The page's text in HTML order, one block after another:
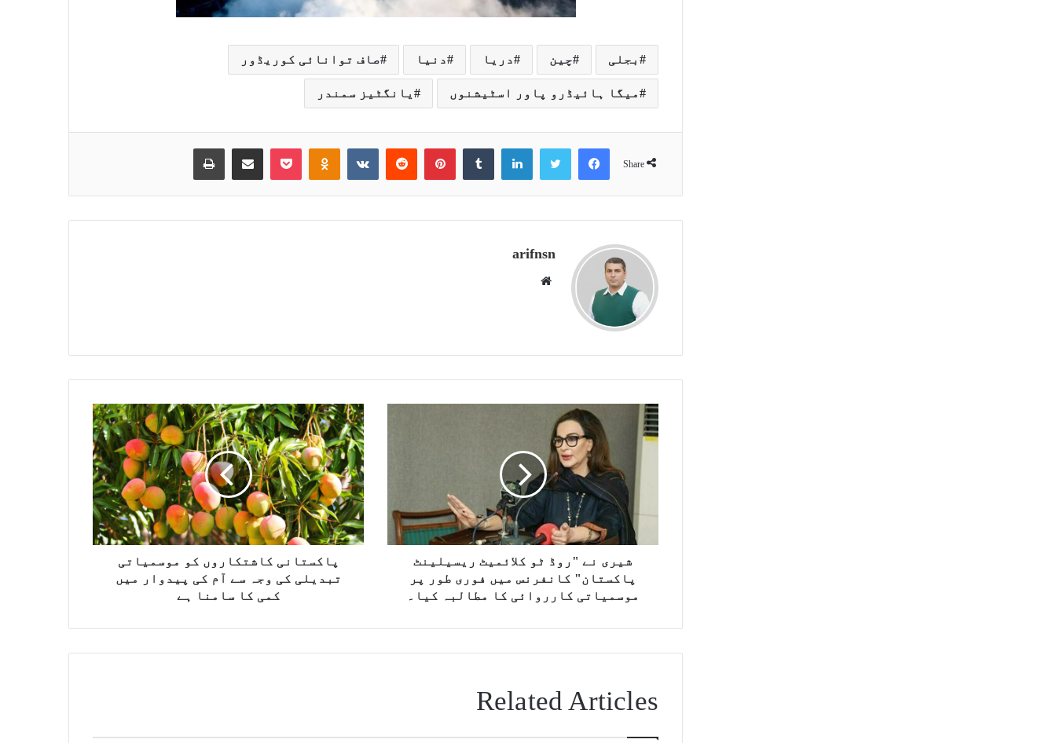
بجلی چین دریا دنیا صاف توانائی کوریڈور
میگا ہائیڈرو پاور اسٹیشنوں یانگٹیز سمندر
Share
Facebook
LinkedIn
arifnsn
i
شیری نے "روڈ ٹو کلائمیٹ ریسیلینٹ
پاکستان" کانفرنس میں فوری طور پر
موسمیاتی کارروائی کا مطالبہ کیا۔
پاکستانی کاشتکاروں کو موسمیاتی
تبدیلی کی وجہ سے آم کی پیدوار میں
کمی کا سامنا ہے
Related Articles